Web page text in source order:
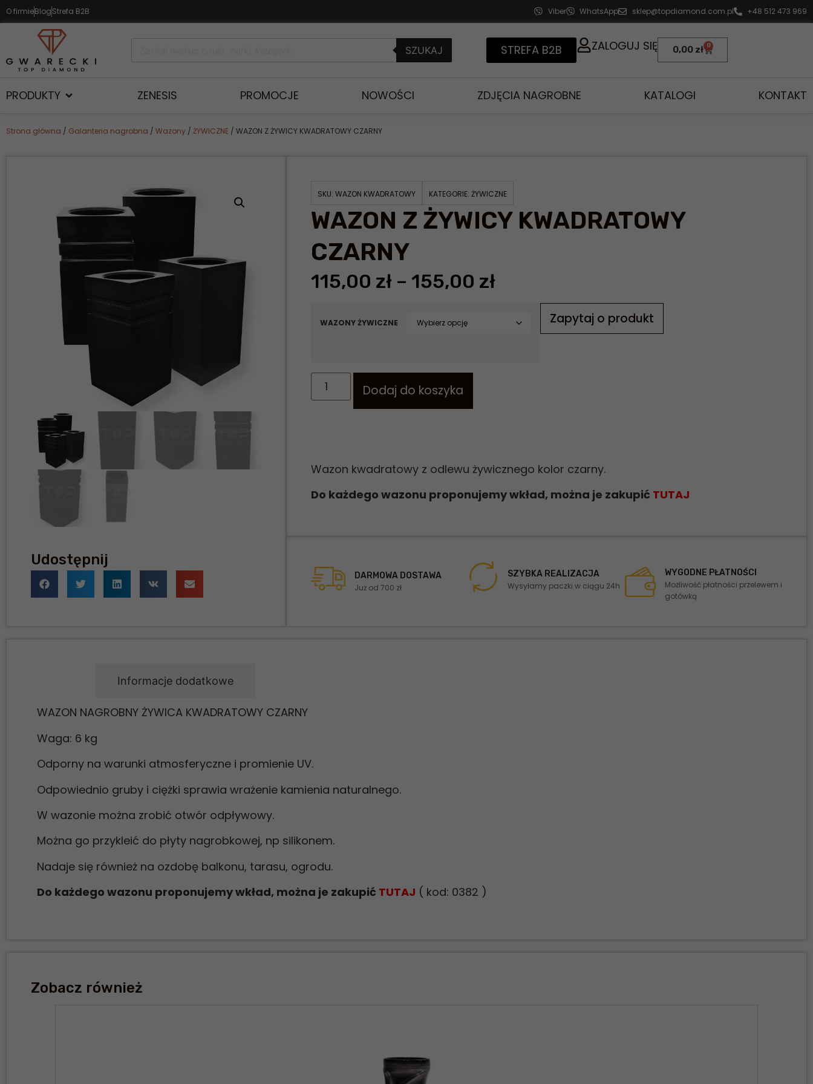
O firmieBlogStrefa B2B Viber WhatsApp sklep@topdiamond.com.pl +48 512 473 969
SZUKAJ STREFA B2B ZALOGUJ SIĘ 0,00 zł 0
PRODUKTY ZENESIS PROMOCJE NOWOŚCI ZDJĘCIA NAGROBNE KATALOGI KONTAKT
Strona główna / Galanteria nagrobna / Wazony / ŻYWICZNE / WAZON Z ŻYWICY KWADRATOWY CZARNY
Udostępnij
SKU:WAZON KWADRATOWY KATEGORIE:ŻYWICZNE
WAZON Z ŻYWICY KWADRATOWY
CZARNY
115,00 zł – 155,00 zł
WAZONY ŻYWICZNE
Dodaj do koszyka
Zapytaj o produkt
Wazon kwadratowy z odlewu żywicznego kolor czarny.
Do każdego wazonu proponujemy wkład, można je zakupić TUTAJ
DARMOWA DOSTAWA
Już od 700 zł
SZYBKA REALIZACJA
Wysyłamy paczki w ciągu 24h
WYGODNE PŁATNOŚCI
Możliwość płatności przelewem i
gotówką
Informacje dodatkowe
WAZON NAGROBNY ŻYWICA KWADRATOWY CZARNY
Waga: 6 kg
Odporny na warunki atmosferyczne i promienie UV.
Odpowiednio gruby i ciężki sprawia wrażenie kamienia naturalnego.
W wazonie można zrobić otwór odpływowy.
Można go przykleić do płyty nagrobkowej, np silikonem.
Nadaje się również na ozdobę balkonu, tarasu, ogrodu.
Do każdego wazonu proponujemy wkład, można je zakupić TUTAJ ( kod: 0382 )
Zobacz również